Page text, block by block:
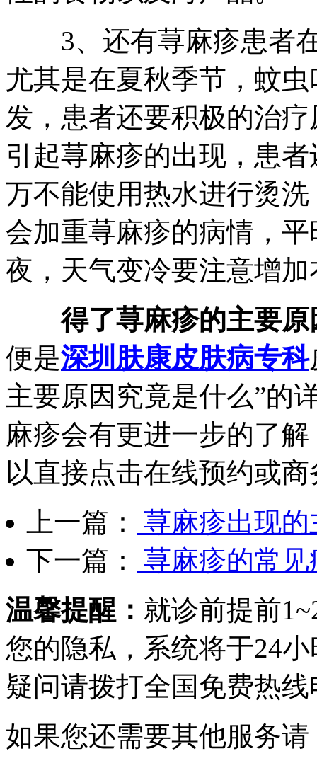
3、还有荨麻疹患者在
尤其是在夏秋季节，蚊
发，患者还要积极的治
引起荨麻疹的出现，患
万不能使用热水进行烫
会加重荨麻疹的病情，
夜，天气变冷要注意增
得了荨麻疹的主要
便是深圳肤康皮肤病专科
主要原因究竟是什么”的
麻疹会有更进一步的了
以直接点击在线预约或
上一篇：
荨麻疹出现
下一篇：
荨麻疹的常见
温馨提醒： 就诊前提前
您的隐私，系统将于24
疑问请拨打全国免费热线
如果您还需要其他服务